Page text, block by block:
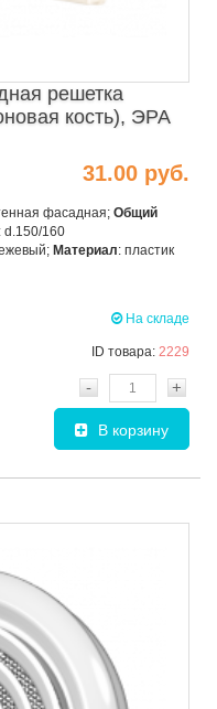
решетка
кость), ЭРА
31.00 руб.
фасадная; Общий
: d.150/160
Материал: пластик
На складе
ID товара: 2229
- +
В корзину